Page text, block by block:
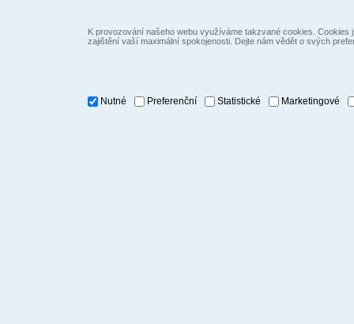
K provozování našeho webu využíváme takzvané cookies.
zajištění vaší maximální spokojenosti. Dejte nám vědět o svých
Nutné Preferenční Statistické Marketingové